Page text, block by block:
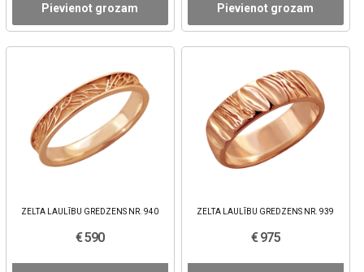
Pievienot grozam Pievienot grozam
ZELTA LAULĪBU GREDZENS NR. 940
€ 590
ZELTA LAULĪBU GREDZENS NR. 939
€ 975